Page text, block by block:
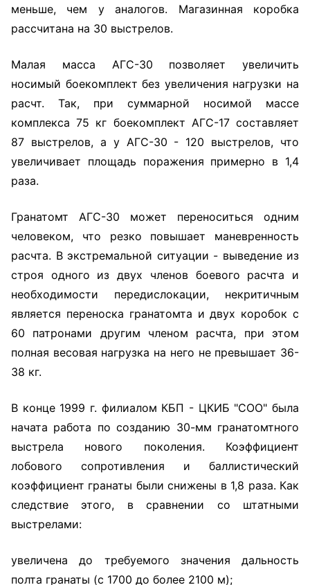
меньше, чем у аналогов. Магазинная коробка
рассчитана на 30 выстрелов.
Малая масса АГС-30 позволяет увеличить
носимый боекомплект без увеличения нагрузки на
расчт. Так, при суммарной носимой массе
комплекса 75 кг боекомплект АГС-17 составляет
87 выстрелов, а у АГС-30 - 120 выстрелов, что
увеличивает площадь поражения примерно в 1,4
раза.
Гранатомт АГС-30 может переноситься одним
человеком, что резко повышает маневренность
расчта. В экстремальной ситуации - выведение из
строя одного из двух членов боевого расчта и
необходимости передислокации, некритичным
является переноска гранатомта и двух коробок с
60 патронами другим членом расчта, при этом
полная весовая нагрузка на него не превышает 36-
38 кг.
В конце 1999 г. филиалом КБП - ЦКИБ "СОО" была
начата работа по созданию 30-мм гранатомтного
выстрела нового поколения. Коэффициент
лобового сопротивления и баллистический
коэффициент гранаты были снижены в 1,8 раза. Как
следствие этого, в сравнении со штатными
выстрелами:
увеличена до требуемого значения дальность
полта гранаты (с 1700 до более 2100 м);